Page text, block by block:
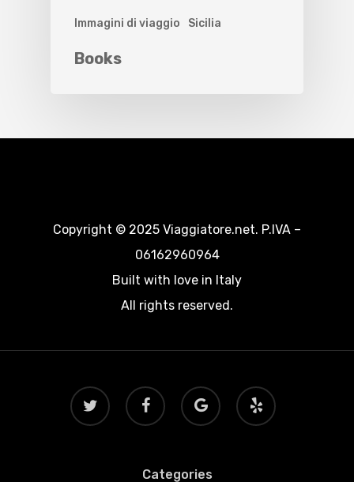
Immagini di viaggio Sicilia
Books
Copyright © 2025 Viaggiatore.net. P.IVA –
06162960964
Built with love in Italy
All rights reserved.
twitter facebook
google-
plus
yelp
Categories